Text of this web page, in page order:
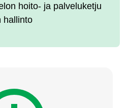
hoi­to- ja pal­ve­lu­ket­ju
hal­lin­to